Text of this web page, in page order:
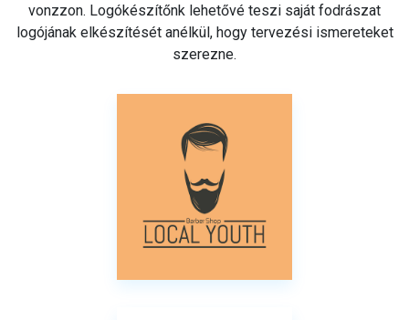
vonzzon. Logókészítőnk lehetővé teszi saját fodrászat
logójának elkészítését anélkül, hogy tervezési ismereteket
szerezne.